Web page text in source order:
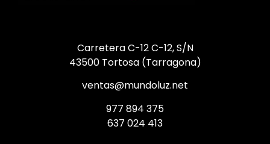
Carretera C-12 C-12, S/N
43500 Tortosa (Tarragona)
ventas@mundoluz.net
977 894 375
637 024 413